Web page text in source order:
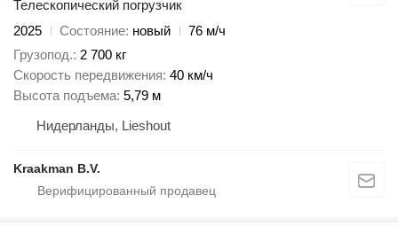
Телескопический погрузчик
2025
Состояние новый
76 м/ч
Грузопод. 2 700 кг
Скорость передвижения 40 км/ч
Высота подъема 5,79 м
Нидерланды, Lieshout
Kraakman B.V.